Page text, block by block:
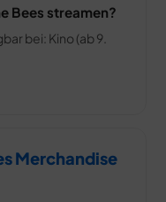
Bees streamen?
bei: Kino (ab 9.
Merchandise